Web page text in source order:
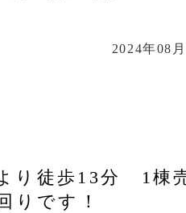
2024年08
り徒歩13分 1棟
りです！